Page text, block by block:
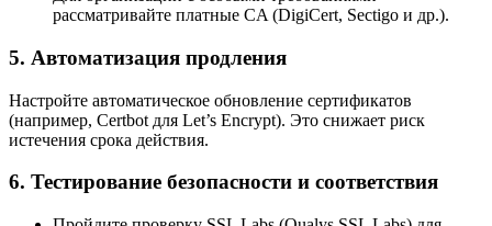
рассматривайте платные CA (DigiCert, Sectigo и др.).
5. Автоматизация продления
Настройте автоматическое обновление сертификатов
(например, Certbot для Let’s Encrypt). Это снижает риск
истечения срока действия.
6. Тестирование безопасности и соответствия